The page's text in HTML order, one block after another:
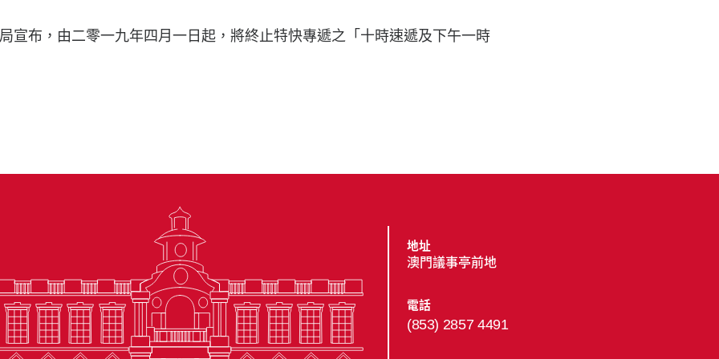
宣布，由二零一九年四月一日起，將終止特快專遞之「十時速遞及下午一時
地址
澳門議事亭前地
電話
(853) 2857 4491